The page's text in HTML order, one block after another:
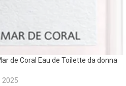
de Coral Eau de Toilette da donna
2025